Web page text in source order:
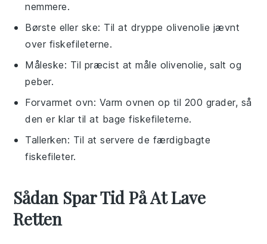
nemmere.
Børste eller ske: Til at dryppe olivenolie jævnt
over fiskefileterne.
Måleske: Til præcist at måle olivenolie, salt og
peber.
Forvarmet ovn: Varm ovnen op til 200 grader, så
den er klar til at bage fiskefileterne.
Tallerken: Til at servere de færdigbagte
fiskefileter.
Sådan Spar Tid På At Lave
Retten